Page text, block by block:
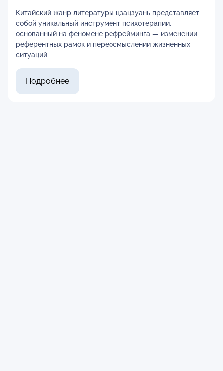
Китайский жанр литературы цзацзуань представляет
собой уникальный инструмент психотерапии,
основанный на феномене рефрейминга — изменении
референтных рамок и переосмыслении жизненных
ситуаций
Подробнее